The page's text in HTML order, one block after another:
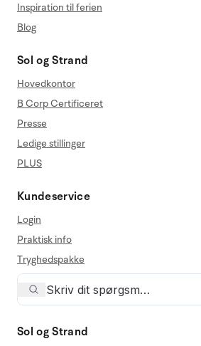
Inspiration til ferien
Blog
Sol og Strand
Hovedkontor
B Corp Certificeret
Presse
Ledige stillinger
PLUS
Kundeservice
Login
Praktisk info
Tryghedspakke
Sol og Strand